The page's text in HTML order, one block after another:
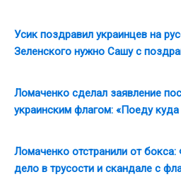
Усик поздравил украинцев на
Зеленского нужно Сашу с
Ломаченко сделал заявление
украинским флагом: «Поеду куда
Ломаченко отстранили от
дело в трусости и скандале с